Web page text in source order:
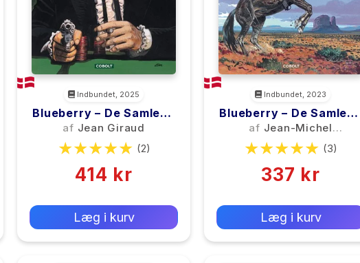
Indbundet, 2025
Blueberry – De Samlede
Eventyr 8
af Jean Giraud
(2)
414 kr
Læg i kurv
Indbundet, 2023
Blueberry – De Samlede
Eventyr 7
af Jean-Michel
Charlier
(3)
337 kr
Læg i kurv